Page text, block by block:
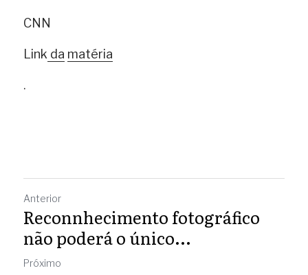
CNN
Link da matéria
.
Anterior
Reconnhecimento fotográfico
não poderá o único...
Próximo